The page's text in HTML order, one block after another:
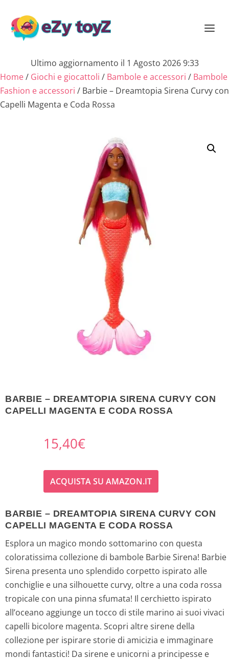
Ultimo aggiornamento il 1 Agosto 2026 9:33
Home/ Giochi e giocattoli / Bambole e accessori / Bambole
Fashion e accessori / Barbie – Dreamtopia Sirena Curvy con
Capelli Magenta e Coda Rossa
BARBIE – DREAMTOPIA SIRENA CURVY CON
CAPELLI MAGENTA E CODA ROSSA
15,40€
ACQUISTA SU AMAZON.IT
BARBIE – DREAMTOPIA SIRENA CURVY CON
CAPELLI MAGENTA E CODA ROSSA
Esplora un magico mondo sottomarino con questa
coloratissima collezione di bambole Barbie Sirena! Barbie
Sirena presenta uno splendido corpetto ispirato alle
conchiglie e una silhouette curvy, oltre a una coda rossa
tropicale con una pinna sfumata! Il cerchietto ispirato
all’oceano aggiunge un tocco di stile marino ai suoi vivaci
capelli bicolore magenta. Scopri altre sirene della
collezione per ispirare storie di amicizia e immaginare
mondi fantastici! Da sirene e unicorni a principesse e